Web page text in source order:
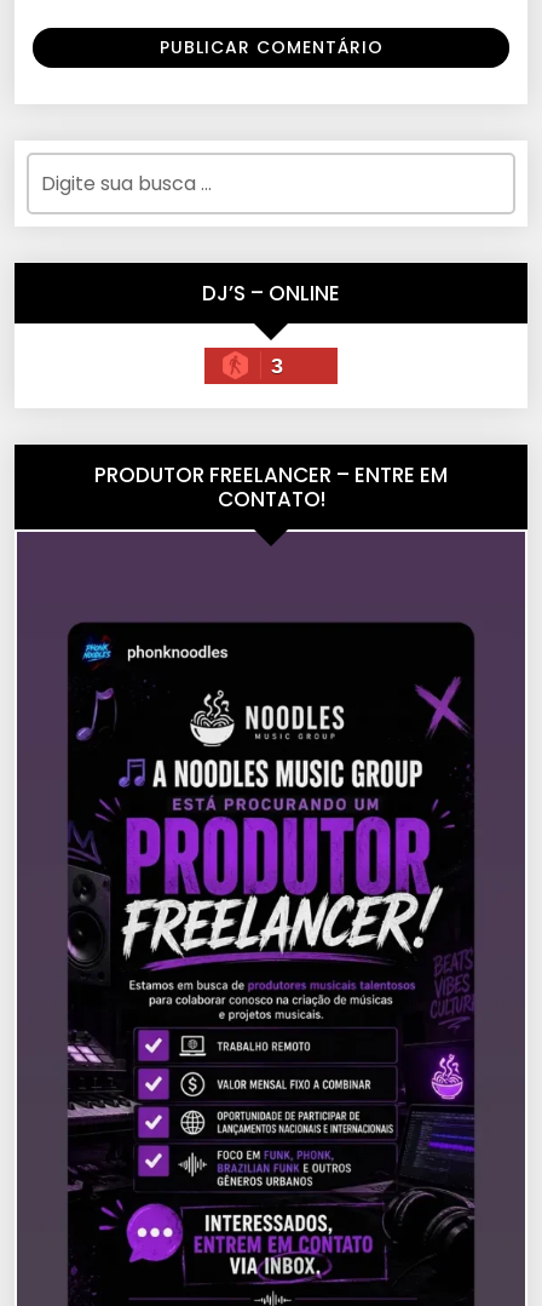
DJ’S – ONLINE
3
PRODUTOR FREELANCER – ENTRE EM
CONTATO!